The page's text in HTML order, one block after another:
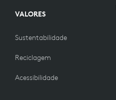
VALORES
Sustentabilidade
Reciclagem
Acessibilidade